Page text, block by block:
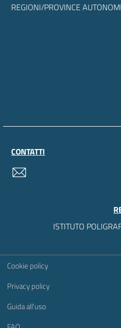
REGIONI/PROVINCE
CONTATTI
ISTITUTO
Sezione Link Utili
Cookie policy
Privacy policy
Guida all'uso